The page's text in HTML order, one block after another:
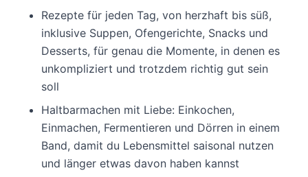
Rezepte für jeden Tag, von herzhaft bis süß,
inklusive Suppen, Ofengerichte, Snacks und
Desserts, für genau die Momente, in denen es
unkompliziert und trotzdem richtig gut sein
soll
Haltbarmachen mit Liebe: Einkochen,
Einmachen, Fermentieren und Dörren in einem
Band, damit du Lebensmittel saisonal nutzen
und länger etwas davon haben kannst